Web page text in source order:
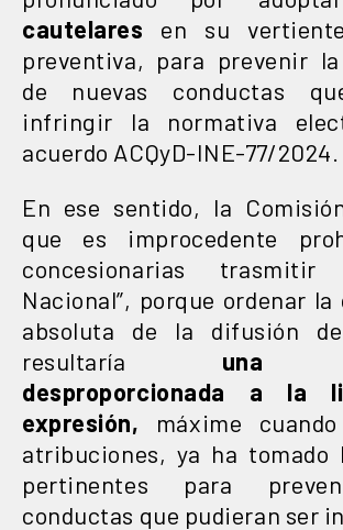
cautelares en su
preventiva, para prevenir
de nuevas conductas
infringir la normativa
acuerdo ACQyD-INE-77/2024.
En ese sentido, la
que es improcedente
concesionarias
Nacional”, porque ordenar la
absoluta de la difusión
resultaría una
desproporcionada a la
expresión, máxime
atribuciones, ya ha tomado
pertinentes para
conductas que pudieran ser